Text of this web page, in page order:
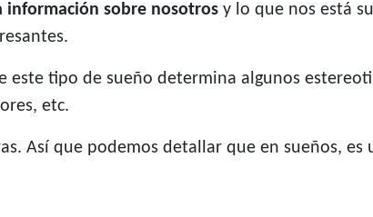
información sobre nosotros y lo que nos está
tipo de sueño determina algunos
etc.
Así que podemos detallar que en sueños, es